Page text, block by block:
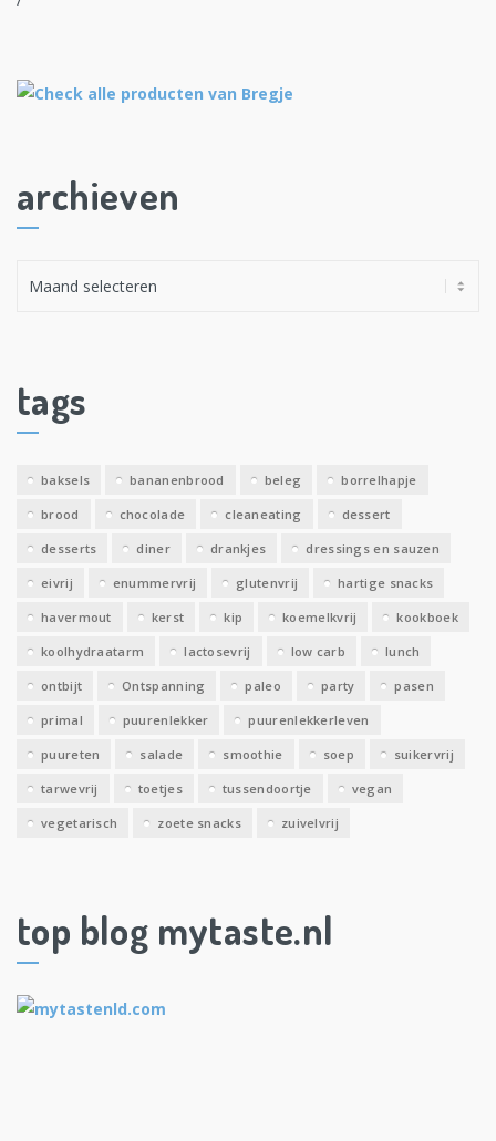
archieven
e
v
tags
baksels bananenbrood beleg borrelhapje
brood chocolade cleaneating dessert
desserts diner drankjes dressings en sauzen
eivrij enummervrij glutenvrij hartige snacks
havermout kerst kip koemelkvrij kookboek
koolhydraatarm lactosevrij low carb lunch
ontbijt Ontspanning paleo party pasen
primal puurenlekker puurenlekkerleven
puureten salade smoothie soep suikervrij
tarwevrij toetjes tussendoortje vegan
vegetarisch zoete snacks zuivelvrij
top blog mytaste.nl